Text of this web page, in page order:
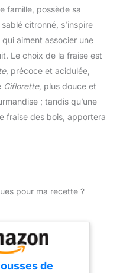
famille, possède sa
citronné, s’inspire
aiment associer une
Le choix de la fraise est
, précoce et acidulée,
Ciflorette, plus douce et
; tandis qu’une
fraise des bois, apportera
pour ma recette ?
de